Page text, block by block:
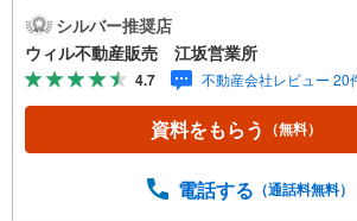
ため徒歩・自転車移動がラクラク！■
移動にも便利なロケーション！■保育
い立地！子育て世帯に嬉しい◎！■「
島中央公園」など公園が点在！緑を
境！■3LDK！■ロフト＋2階リビン
暮らしにゆとりと遊び心を！■敷地
造！開放的な空間！■収納スペース充
シルバー推奨店
ウィル不動産販売 江坂営業所
4.7 不動産会社レビュー 20
資料をもらう （無料）
電話する （通話料無料）